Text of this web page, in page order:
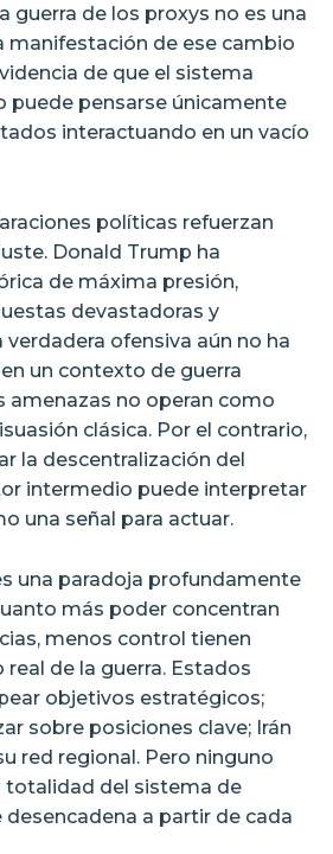
guerra de los proxys no es una
manifestación de ese cambio
de que el sistema
puede pensarse únicamente
interactuando en un vacío
políticas refuerzan
Donald Trump ha
de máxima presión,
devastadoras y
verdadera ofensiva aún no ha
un contexto de guerra
amenazas no operan como
clásica. Por el contrario,
la descentralización del
intermedio puede interpretar
una señal para actuar.
una paradoja profundamente
más poder concentran
menos control tienen
de la guerra. Estados
objetivos estratégicos;
sobre posiciones clave; Irán
red regional. Pero ninguno
totalidad del sistema de
desencadena a partir de cada